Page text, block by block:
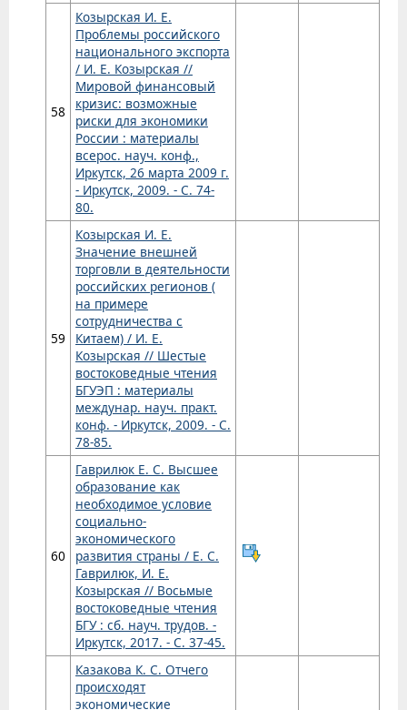
58
Козырская И. Е.
Проблемы российского
национального экспорта
/ И. Е. Козырская //
Мировой финансовый
кризис: возможные
риски для экономики
России : материалы
всерос. науч. конф.,
Иркутск, 26 марта 2009 г.
- Иркутск, 2009. - С. 74-
80.
59
Козырская И. Е.
Значение внешней
торговли в деятельности
российских регионов (
на примере
сотрудничества с
Китаем) / И. Е.
Козырская // Шестые
востоковедные чтения
БГУЭП : материалы
междунар. науч. практ.
конф. - Иркутск, 2009. - С.
78-85.
60
Гаврилюк Е. С. Высшее
образование как
необходимое условие
социально-
экономического
развития страны / Е. С.
Гаврилюк, И. Е.
Козырская // Восьмые
востоковедные чтения
БГУ : сб. науч. трудов. -
Иркутск, 2017. - С. 37-45.
Казакова К. С. Отчего
происходят
экономические